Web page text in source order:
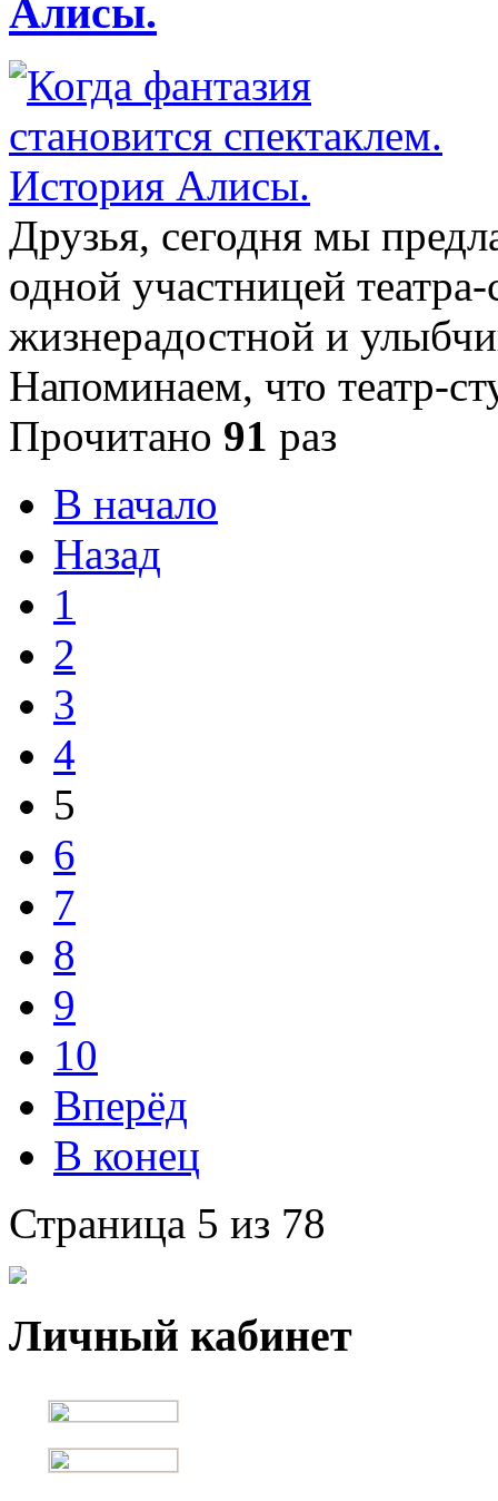
Алисы.
Друзья, сегодня мы
одной участницей
жизнерадостной и
Напоминаем, что театр-
Прочитано 91 раз
В начало
Назад
1
2
3
4
5
6
7
8
9
10
Вперёд
В конец
Страница 5 из 78
Личный кабинет